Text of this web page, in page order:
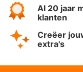
Al 20 jaar
klanten
Creëer
extra's